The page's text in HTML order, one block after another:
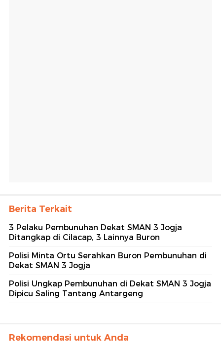
Berita Terkait
3 Pelaku Pembunuhan Dekat SMAN 3 Jogja
Ditangkap di Cilacap, 3 Lainnya Buron
Polisi Minta Ortu Serahkan Buron Pembunuhan di
Dekat SMAN 3 Jogja
Polisi Ungkap Pembunuhan di Dekat SMAN 3 Jogja
Dipicu Saling Tantang Antargeng
Rekomendasi untuk Anda